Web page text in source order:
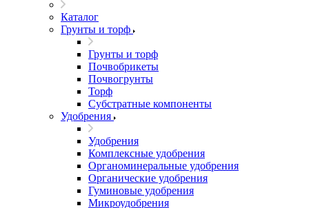
Каталог
Грунты и торф
Грунты и торф
Почвобрикеты
Почвогрунты
Торф
Субстратные компоненты
Удобрения
Удобрения
Комплексные удобрения
Органоминеральные удобрения
Органические удобрения
Гуминовые удобрения
Микроудобрения